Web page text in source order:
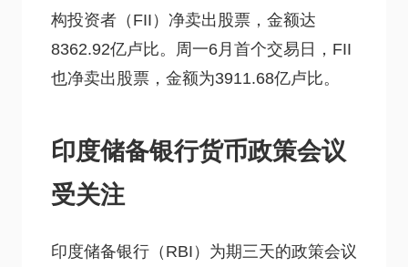
构投资者（FII）净卖出股票，金额达
8362.92亿卢比。周一6月首个交易日，FII
也净卖出股票，金额为3911.68亿卢比。
印度储备银行货币政策会议
受关注
印度储备银行（RBI）为期三天的政策会议